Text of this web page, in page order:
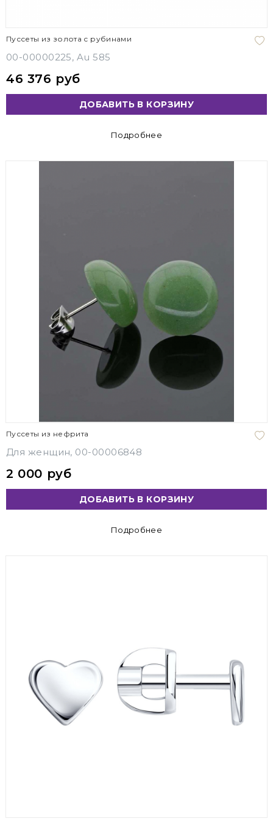
Пуссеты из золота с рубинами
00-00000225, Au 585
46 376 руб
ДОБАВИТЬ В КОРЗИНУ
Подробнее
Пуссеты из нефрита
Для женщин, 00-00006848
2 000 руб
ДОБАВИТЬ В КОРЗИНУ
Подробнее